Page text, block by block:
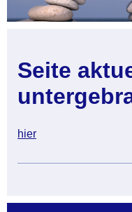
Seite
hier